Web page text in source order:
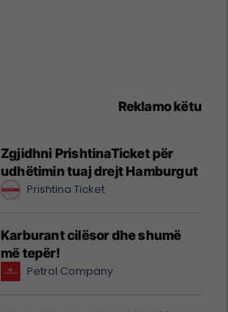
Reklamo këtu
Zgjidhni PrishtinaTicket për
udhëtimin tuaj drejt Hamburgut
Prishtina Ticket
Karburant cilësor dhe shumë
më tepër!
Petrol Company